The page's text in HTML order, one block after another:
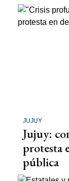
JUJUY
Jujuy:
protesta
pública